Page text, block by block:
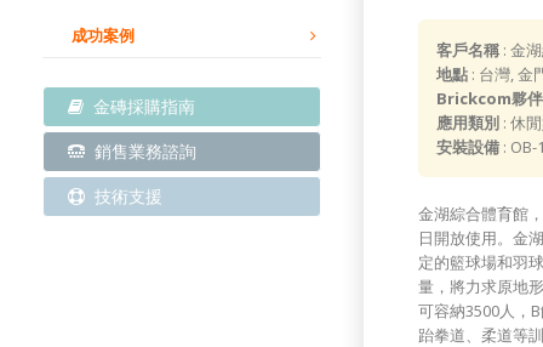
成功案例
金磚採購指南
銷售業務諮詢
技術支援
客戶名稱 : 金
地點 : 台灣, 金
Brickcom夥伴
應用類別 : 休
安裝設備 :
金湖綜合體育館
日開放使用。金
定的籃球場和羽
量，將力求原地
可容納3500人，
跆拳道、柔道等